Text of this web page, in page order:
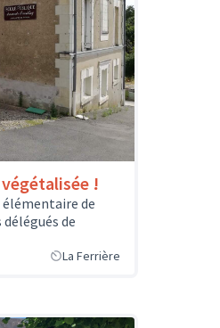
!
élémentaire de
délégués de
La Ferrière